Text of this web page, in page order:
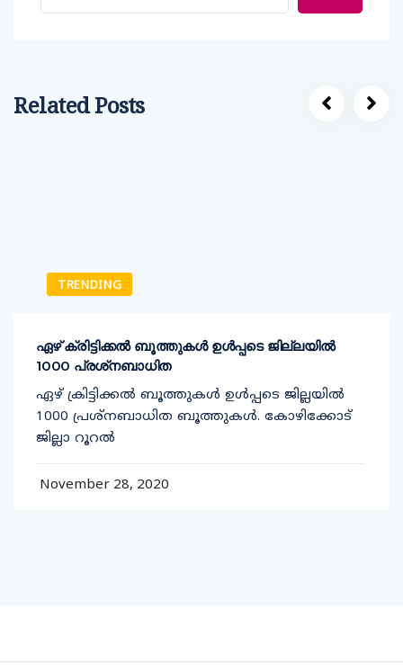
Related Posts
TRENDING
ഏഴ് ക്രിട്ടിക്കല്‍ ബൂത്തുകള്‍ ഉള്‍പ്പടെ ജില്ലയില്‍
1000 പ്രശ്‌നബാധിത
ഏഴ് ക്രിട്ടിക്കല്‍ ബൂത്തുകള്‍ ഉള്‍പ്പടെ ജില്ലയില്‍
1000 പ്രശ്‌നബാധിത ബൂത്തുകള്‍. കോഴിക്കോട്
ജില്ലാ റൂറല്‍
November 28, 2020